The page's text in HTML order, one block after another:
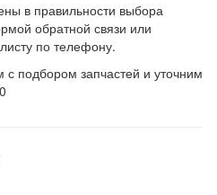
в правильности выбора
обратной связи или
по телефону.
подбором запчастей и уточним